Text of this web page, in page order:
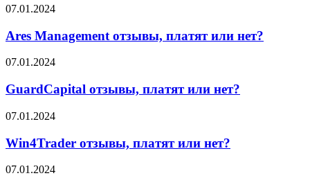
Ares
отзывы,
платят
или
07.01.2024
Ares Management отзывы, платят или нет?
GuardCapital
платят
или
нет?
07.01.2024
GuardCapital отзывы, платят или нет?
Win4Trader
платят
или
нет?
07.01.2024
Win4Trader отзывы, платят или нет?
First
07.01.2024